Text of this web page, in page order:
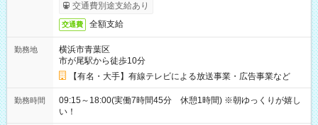
交通費別途支給あり
交通費 全額支給
勤務地
横浜市青葉区
市が尾駅から徒歩10分
【有名・大手】有線テレビによる放送事業・広告事業など
勤務時間
09:15～18:00(実働7時間45分 休憩1時間) ※朝ゆっくりが嬉し
い！